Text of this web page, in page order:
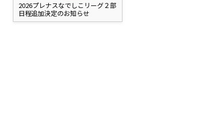
2026プレナスなでしこリーグ２部
日程追加決定のお知らせ